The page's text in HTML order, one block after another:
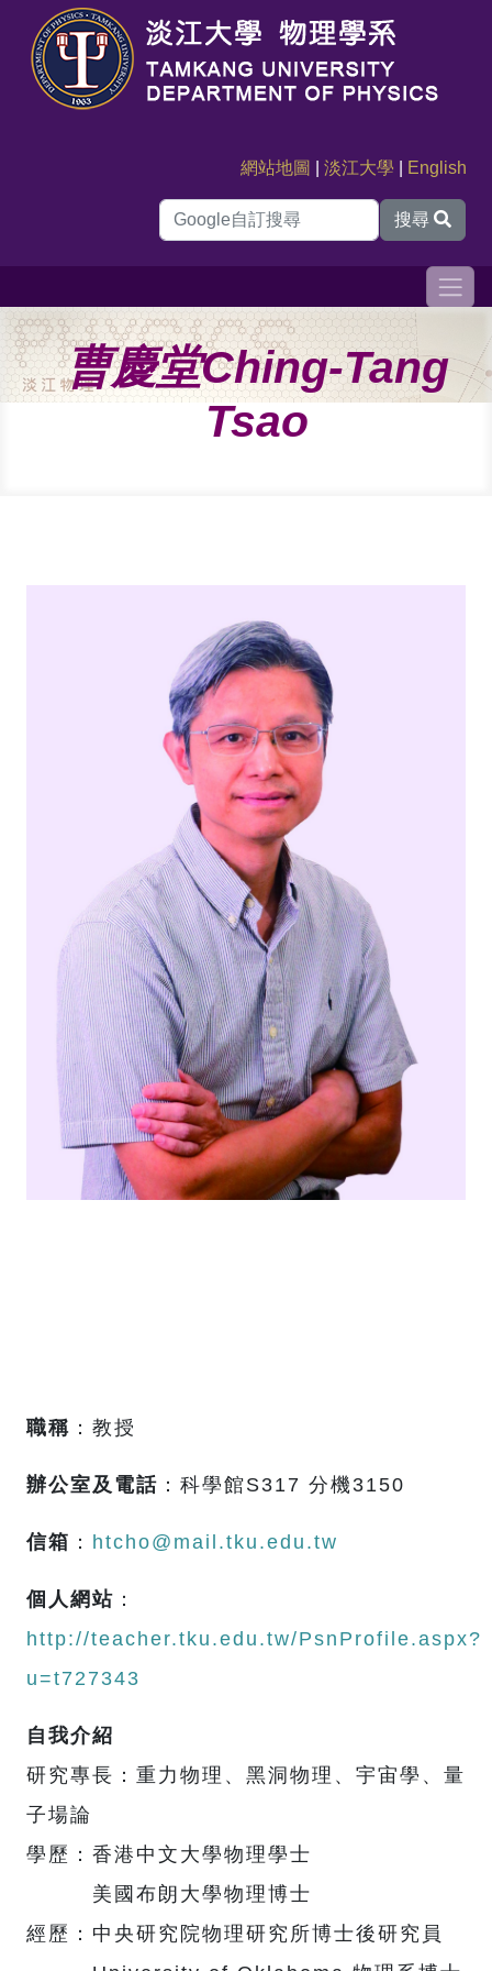
網站地圖 |淡江大學 English
搜尋
曹慶堂Ching-Tang
Tsao
職稱 ：教授
辦公室及電話 ：科學館S317 分機3150
信箱 ： htcho@mail.tku.edu.tw
個人網站 ：
http://teacher.tku.edu.tw/PsnProfile.aspx?
u=t727343
自我介紹
研究專長：重力物理、黑洞物理、宇宙學、量
子場論
學歷：香港中文大學物理學士
美國布朗大學物理博士
經歷：中央研究院物理研究所博士後研究員